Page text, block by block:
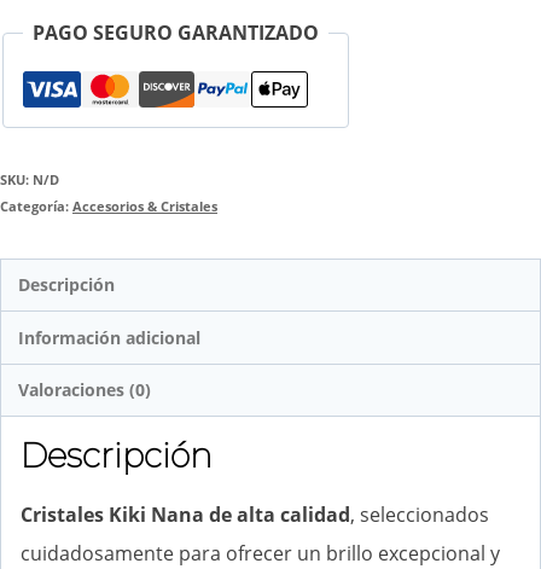
PAGO SEGURO GARANTIZADO
SKU: N/D
Categoría: Accesorios & Cristales
Descripción
Información adicional
Valoraciones (0)
Descripción
Cristales Kiki Nana de alta calidad, seleccionados
cuidadosamente para ofrecer un brillo excepcional y